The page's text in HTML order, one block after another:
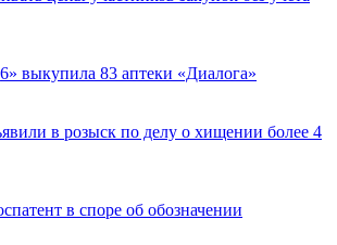
выкупила 83 аптеки «Диалога»
в розыск по делу о хищении более 4
в споре об обозначении